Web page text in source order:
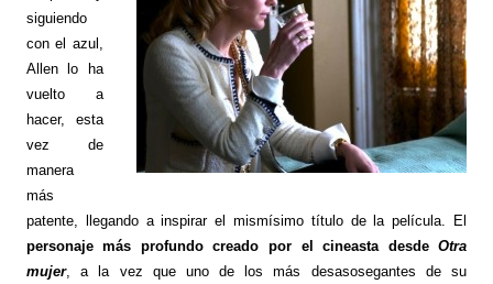
siguiendo
con el azul,
Allen lo ha
vuelto a
hacer, esta
vez de
manera
más
patente, llegando a inspirar el mismísimo título de la película. El
personaje más profundo creado por el cineasta desdeOtra
mujer, a la vez que uno de los más desasosegantes de su